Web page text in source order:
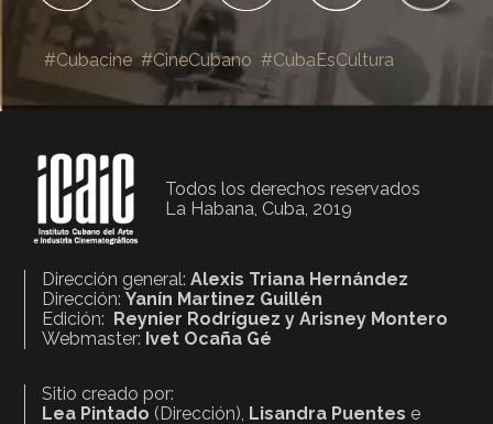
#Cubacine #CineCubano #CubaEsCultura
Todos los derechos reservados
La Habana, Cuba, 2019
Dirección general:Alexis Triana Hernández
Dirección:Yanín Martinez Guillén
Edición: Reynier Rodríguez y Arisney Montero
Webmaster: Ivet Ocaña Gé
Sitio creado por:
Lea Pintado (Dirección), Lisandra Puentes e